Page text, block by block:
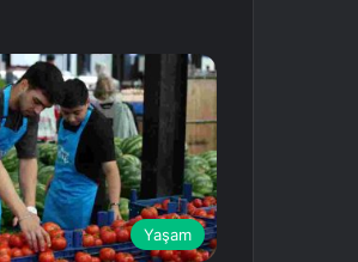
Yaşam